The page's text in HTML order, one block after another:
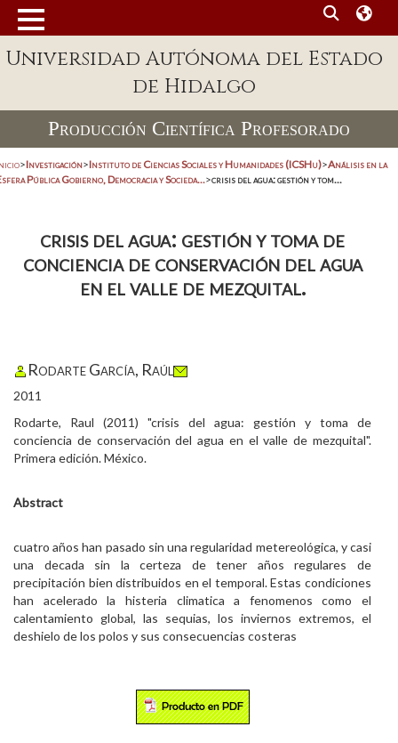
Universidad Autónoma del Estado
de Hidalgo
Producción Científica Profesorado
>Investigación>Instituto de Ciencias Sociales y Humanidades (ICSHu)>Análisis en la
Pública Gobierno, Democracia y Socieda...>crisis del agua: gestión y tom...
crisis del agua: gestión y toma de
conciencia de conservación del agua
en el valle de mezquital.
Rodarte García, Raúl
2011
Rodarte, Raul (2011) "crisis del agua: gestión y toma de
conciencia de conservación del agua en el valle de mezquital".
Primera edición. México.
Abstract
cuatro años han pasado sin una regularidad metereológica, y casi
una decada sin la certeza de tener años regulares de
precipitación bien distribuidos en el temporal. Estas condiciones
han acelerado la histeria climatica a fenomenos como el
calentamiento global, las sequias, los inviernos extremos, el
deshielo de los polos y sus consecuencias costeras